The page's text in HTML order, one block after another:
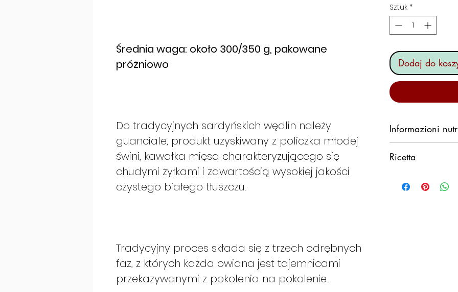
Średnia waga: około 300/350 g, pakowane
próżniowo
Do tradycyjnych sardyńskich wędlin należy
guanciale, produkt uzyskiwany z policzka młodej
świni, kawałka mięsa charakteryzującego się
chudymi żyłkami i zawartością wysokiej jakości
czystego białego tłuszczu.
Tradycyjny proces składa się z trzech odrębnych
faz, z których każda owiana jest tajemnicami
przekazywanymi z pokolenia na pokolenie.
Sztuk *
Dodaj do
Informazioni
GRASSI TOTALI:
PROTEINE:
6,4%
Ricetta
Preparazione